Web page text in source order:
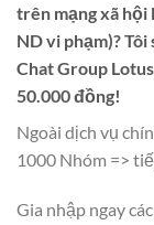
trên mạng xã hội
ND vi phạm)?
Chat Group
50.000 đồng!
Ngoài dịch vụ
1000 Nhóm =>
Gia nhập ngay